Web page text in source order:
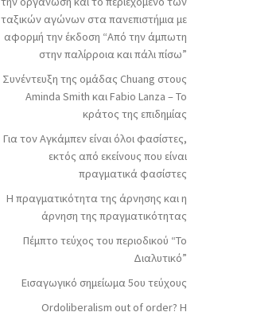
ταξικών αγώνων στα πανεπιστήμια με
αφορμή την έκδοση “Από την άμπωτη
στην παλίρροια και πάλι πίσω”
Συνέντευξη της ομάδας Chuang στους
Aminda Smith και Fabio Lanza – Το
κράτος της επιδημίας
Για τον Αγκάμπεν είναι όλοι φασίστες,
εκτός από εκείνους που είναι
πραγματικά φασίστες
Η πραγματικότητα της άρνησης και η
άρνηση της πραγματικότητας
Πέμπτο τεύχος του περιοδικού “Το
Διαλυτικό”
Εισαγωγικό σημείωμα 5ου τεύχους
Ordoliberalism out of order? Η